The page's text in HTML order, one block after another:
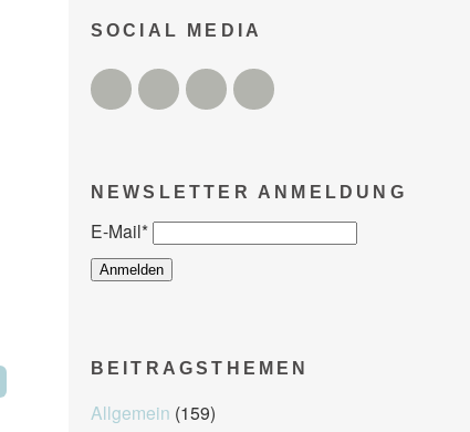
SOCIAL MEDIA
TwitterFacebookInstagramYouTube
NEWSLETTER ANMELDUNG
E-Mail*
BEITRAGSTHEMEN
Allgemein (159)